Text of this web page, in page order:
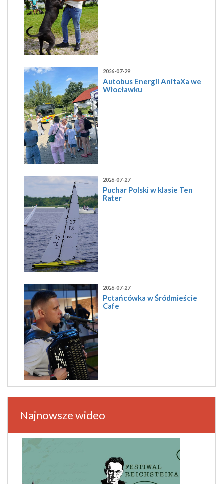
2026-07-29
Autobus Energii AnitaXa we
Włocławku
2026-07-27
Puchar Polski w klasie Ten
Rater
2026-07-27
Potańcówka w Śródmieście
Cafe
Najnowsze wideo